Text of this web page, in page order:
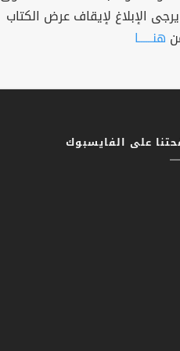
الإبلاغ لإيقاف عرض الكتاب
هنــــــا
على الفايسبوك